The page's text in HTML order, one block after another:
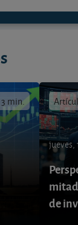
min.
jueves,
de